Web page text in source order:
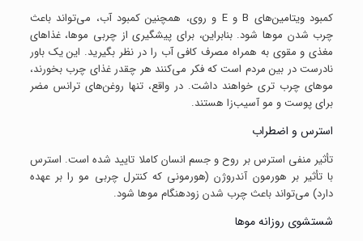
کمبود ویتامین‌های B و E و روی، همچنین کمبود آب، می‌تواند باعث
چرب شدن موها شود. بنابراین، برای پیشگیری از چربی موها، غذاهای
مغذی و مقوی به همراه مصرف کافی آب را در نظر بگیرید. این یک باور
نادرست در بین مردم است که فکر می‌کنند هر چقدر غذای چرب بخورند،
موهای چرب تری خواهند داشت. در واقع، تنها روغن‌های ترانس مضر
برای پوست و مو آسیب‌زا هستند.
استرس و اضطراب
تأثیر منفی استرس بر روح و جسم انسان کاملا تایید شده است. استرس
با تأثیر بر هورمون آندروژن (هورمونی که کنترل چربی مو را بر عهده
دارد) می‌تواند باعث چرب شدن زودهنگام موها شود.
شستشوی روزانه موها